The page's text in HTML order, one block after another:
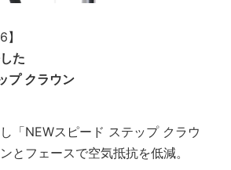
た
プ クラウン
「NEWスピード ステップ クラウ
とフェースで空気抵抗を低減。